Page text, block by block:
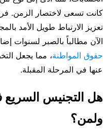
كانت تسعى لاختصار الزمن.
تعزيز الارتباط طويل الأمد
الآن مطالباً بالصبر لسنوات
حقوق المواطنة، مما يجعل
عنها في المرحلة المقبلة.
هل التجنيس السريع
ولمن؟